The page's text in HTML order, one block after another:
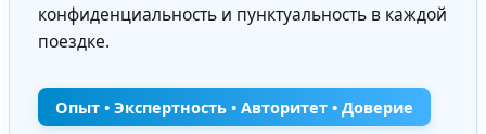
конфиденциальность и пунктуальность в каждой
поездке.
Опыт • Экспертность • Авторитет • Доверие